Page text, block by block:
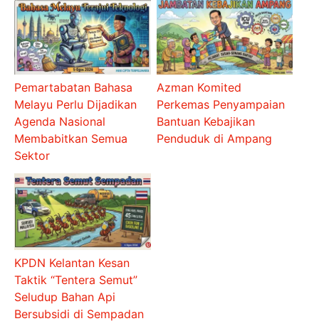
Pemartabatan Bahasa
Melayu Perlu Dijadikan
Agenda Nasional
Membabitkan Semua
Sektor
Azman Komited
Perkemas Penyampaian
Bantuan Kebajikan
Penduduk di Ampang
KPDN Kelantan Kesan
Taktik “Tentera Semut”
Seludup Bahan Api
Bersubsidi di Sempadan